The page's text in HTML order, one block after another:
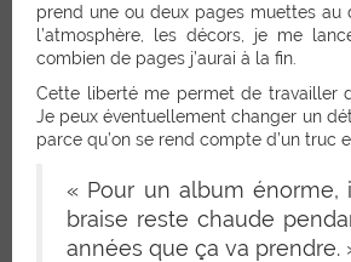
prend une ou deux pages muettes au
l’atmosphère, les décors, je me
combien de pages j’aurai à la fin.
Cette liberté me permet de travailler
Je peux éventuellement changer un
parce qu’on se rend compte d’un truc
« Pour un album énorme,
braise reste chaude
années que ça va prendre.